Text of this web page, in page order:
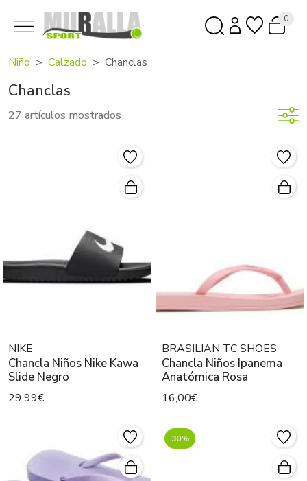
0
Niño Calzado Chanclas
Chanclas
27 artículos mostrados
NIKE
Chancla Niños Nike Kawa
Slide Negro
29,99€
BRASILIAN TC SHOES
Chancla Niños Ipanema
Anatómica Rosa
16,00€
30%